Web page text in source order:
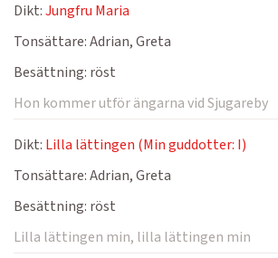
Dikt:Jungfru Maria
Tonsättare:Adrian, Greta
Besättning: röst
Hon kommer utför ängarna vid Sjugareby
Dikt: Lilla lättingen (Min guddotter: I)
Tonsättare:Adrian, Greta
Besättning: röst
Lilla lättingen min, lilla lättingen min